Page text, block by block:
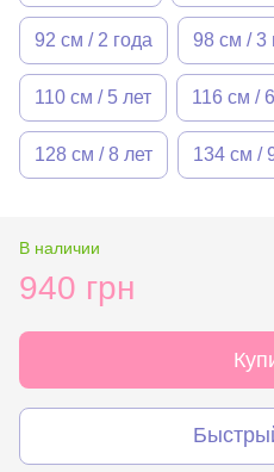
92 см / 2 года 98 см / 3
110 см / 5 лет 116 см /
128 см / 8 лет 134 см /
В наличии
940 грн